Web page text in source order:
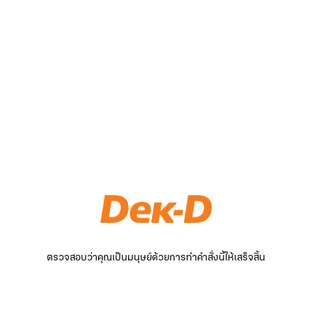
ตรวจสอบว่าคุณเป็นมนุษย์ด้วยการทำคำสั่งนี้ให้เสร็จสิ้น